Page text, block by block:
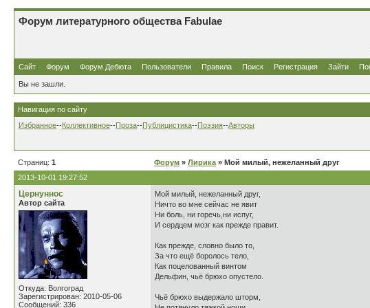
Форум литературного общества Fabulae
Сайт Форум Форум Дебюта Пользователи Правила Поиск Регистрация Зайти
Вы не зашли.
Навигация по сайту
Избранное--Коллективное--Проза--Публицистика--Поэзия--Авторы
Страниц: 1 Форум » Лирика » Мой милый, нежеланный друг
2013-10-01 19:27:52
Цернуннос
Автор сайта
Откуда: Волгоград
Зарегистрирован: 2010-05-06
Сообщений: 336
Мой милый, нежеланный друг,
Ничто во мне сейчас не явит
Ни боль, ни горечь,ни испуг,
И сердцем мозг как прежде правит.
Как прежде, словно было то,
За что ещё боролось тело,
Как поцелованный винтом
Дельфин, чьё брюхо опустело.
Чьё брюхо выдержало шторм,